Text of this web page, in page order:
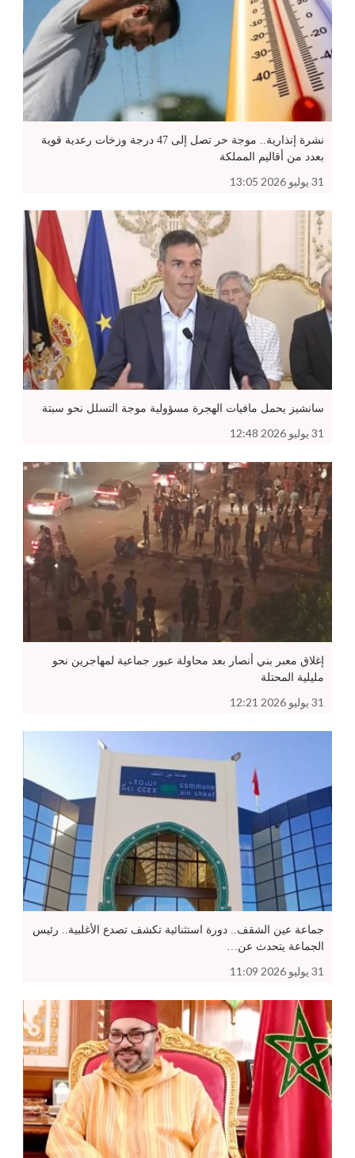
نشرة إنذارية.. موجة حر تصل إلى 47 درجة وزخات رعدية قوية
بعدد من أقاليم المملكة
31 يوليو 2026 13:05
سانشيز يحمل مافيات الهجرة مسؤولية موجة التسلل نحو سبتة
31 يوليو 2026 12:48
إغلاق معبر بني أنصار بعد محاولة عبور جماعية لمهاجرين نحو
مليلية المحتلة
31 يوليو 2026 12:21
جماعة عين الشقف.. دورة استثنائية تكشف تصدع الأغلبية.. رئيس
الجماعة يتحدث عن…
31 يوليو 2026 11:09